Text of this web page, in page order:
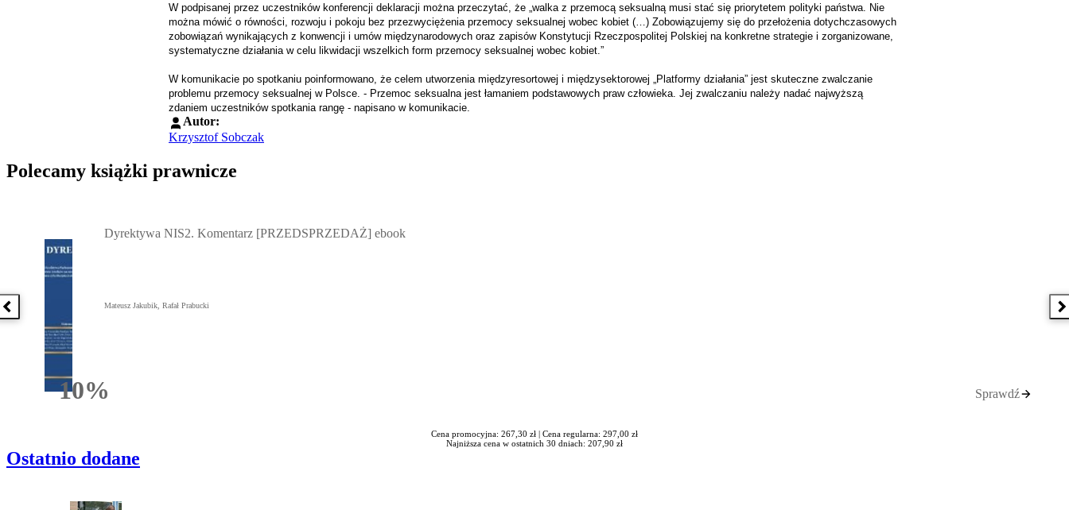
W podpisanej przez uczestników konferencji deklaracji można przeczytać, że „walka z przemocą seksualną musi stać się priorytetem polityki państwa. Nie
można mówić o równości, rozwoju i pokoju bez przezwyciężenia przemocy seksualnej wobec kobiet (…) Zobowiązujemy się do przełożenia dotychczasowych
zobowiązań wynikających z konwencji i umów międzynarodowych oraz zapisów Konstytucji Rzeczpospolitej Polskiej na konkretne strategie i zorganizowane,
systematyczne działania w celu likwidacji wszelkich form przemocy seksualnej wobec kobiet.”
W komunikacie po spotkaniu poinformowano, że celem utworzenia międzyresortowej i międzysektorowej „Platformy działania” jest skuteczne zwalczanie
problemu przemocy seksualnej w Polsce. - Przemoc seksualna jest łamaniem podstawowych praw człowieka. Jej zwalczaniu należy nadać najwyższą
zdaniem uczestników spotkania rangę - napisano w komunikacie.
Autor:
Krzysztof Sobczak
Polecamy książki prawnicze
Poprzednia książka
10%Rabatu
Dyrektywa NIS2. Komentarz [PRZEDSPRZEDAŻ] ebook
Mateusz Jakubik, Rafał Prabucki
Sprawdź
Cena promocyjna: 267,30 zł | Cena regularna: 297,00 zł
Najniższa cena w ostatnich 30 dniach: 207,90 zł
Ostatnio dodane